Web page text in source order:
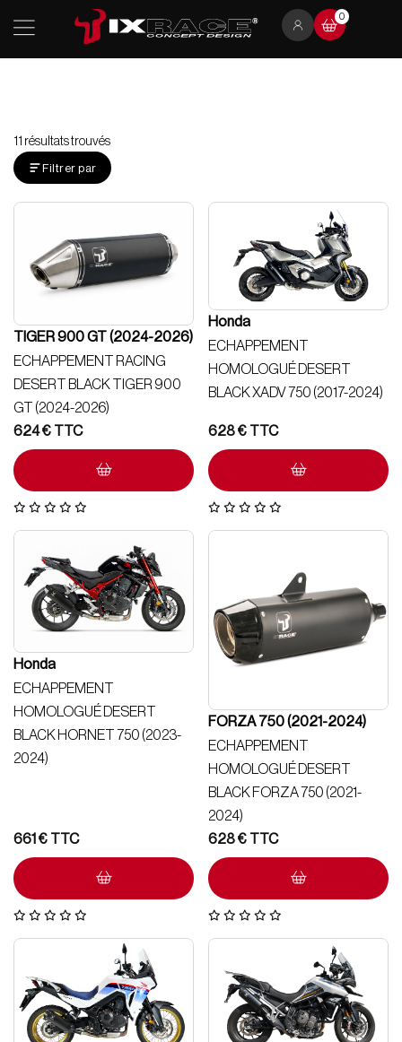
0
11 résultats trouvés
Filtrer par
TIGER 900 GT (2024-2026)
ECHAPPEMENT RACING
DESERT BLACK TIGER 900
GT (2024-2026)
624€
Honda
ECHAPPEMENT
HOMOLOGUÉ DESERT
BLACK XADV 750 (2017-2024)
628€
Honda
ECHAPPEMENT
HOMOLOGUÉ DESERT
BLACK HORNET 750 (2023-
2024)
661 €
FORZA 750 (2021-2024)
ECHAPPEMENT
HOMOLOGUÉ DESERT
BLACK FORZA 750 (2021-
2024)
628€